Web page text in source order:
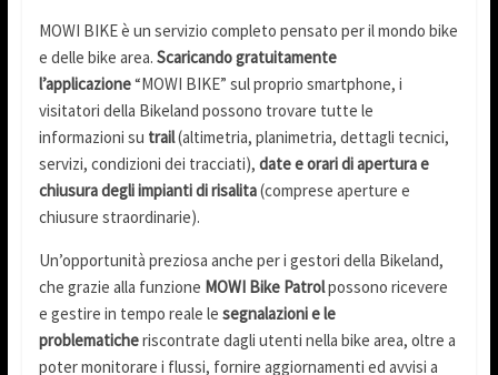
MOWI BIKE è un servizio completo pensato per il mondo bike
e delle bike area. Scaricando gratuitamente
l’applicazione“MOWI BIKE” sul proprio smartphone, i
visitatori della Bikeland possono trovare tutte le
informazioni su trail(altimetria, planimetria, dettagli tecnici,
servizi, condizioni dei tracciati), date e orari di apertura e
chiusura degli impianti di risalita(comprese aperture e
chiusure straordinarie).
Un’opportunità preziosa anche per i gestori della Bikeland,
che grazie alla funzione MOWI Bike Patrolpossono ricevere
e gestire in tempo reale le segnalazioni e le
problematicheriscontrate dagli utenti nella bike area, oltre a
poter monitorare i flussi, fornire aggiornamenti ed avvisi a